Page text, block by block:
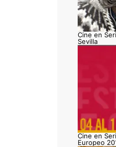
Cine en
Sevilla
Cine en
Europeo